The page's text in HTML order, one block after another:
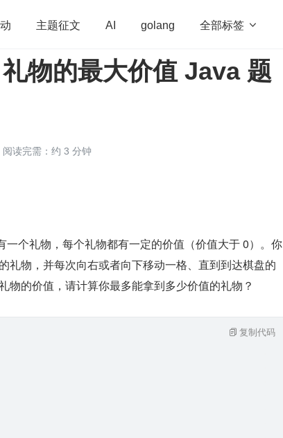
主题征文 AI golang 全部标签 
算法 学习方法 Web3.0 高效工作
礼物的最大价值 Java 题
阅读完需：约 3 分钟
一个礼物，每个礼物都有一定的价值（价值大于 0）。你
礼物，并每次向右或者向下移动一格、直到到达棋盘的
物的价值，请计算你最多能拿到多少价值的礼物？
复制代码